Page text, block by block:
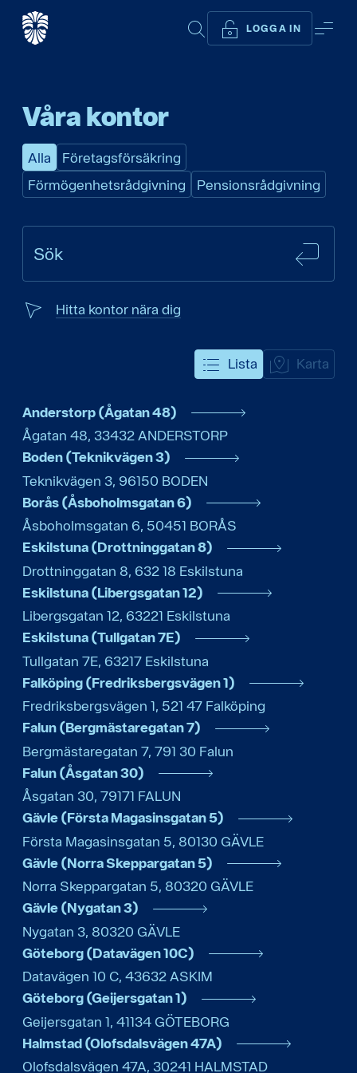
SÖK LOGGA IN
Våra kontor
Alla
Företagsförsäkring
Förmögenhetsrådgivning
Pensionsrådgivning
Sök
Hitta kontor nära dig
Lista Karta
Anderstorp (Ågatan 48)
Ågatan 48, 33432ANDERSTORP
Boden (Teknikvägen 3)
Teknikvägen 3, 96150 BODEN
Borås (Åsboholmsgatan 6)
Åsboholmsgatan 6, 50451 BORÅS
Eskilstuna (Drottninggatan 8)
Drottninggatan 8, 632 18 Eskilstuna
Eskilstuna (Libergsgatan 12)
Libergsgatan 12, 63221 Eskilstuna
Eskilstuna (Tullgatan 7E)
Tullgatan 7E, 63217 Eskilstuna
Falköping (Fredriksbergsvägen 1)
Fredriksbergsvägen 1, 521 47 Falköping
Falun (Bergmästaregatan 7)
Bergmästaregatan 7, 791 30 Falun
Falun (Åsgatan 30)
Åsgatan 30, 79171 FALUN
Gävle (Första Magasinsgatan 5)
Första Magasinsgatan 5, 80130 GÄVLE
Gävle (Norra Skeppargatan 5)
Norra Skeppargatan 5, 80320 GÄVLE
Gävle (Nygatan 3)
Nygatan 3, 80320 GÄVLE
Göteborg (Datavägen 10C)
Datavägen 10 C, 43632 ASKIM
Göteborg (Geijersgatan 1)
Geijersgatan 1, 41134 GÖTEBORG
Halmstad (Olofsdalsvägen 47A)
Olofsdalsvägen 47A, 30241 HALMSTAD